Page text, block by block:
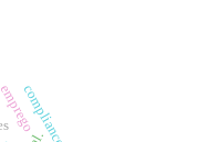
compliance
emprego